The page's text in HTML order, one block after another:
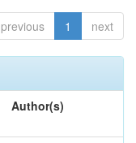
previous 1 next
Author(s)